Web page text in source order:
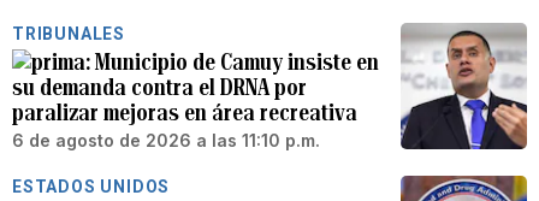
TRIBUNALES
Municipio de Camuy insiste en
su demanda contra el DRNA por
paralizar mejoras en área recreativa
6 de agosto de 2026 a las 11:10 p.m.
ESTADOS UNIDOS